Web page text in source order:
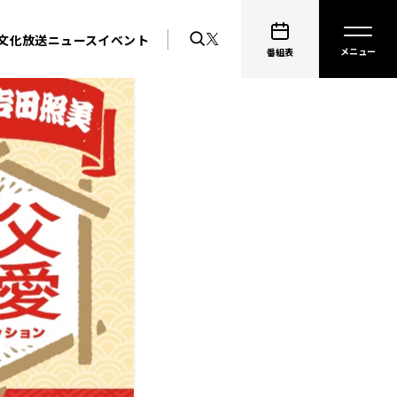
化放送ニュースイベント
番組表